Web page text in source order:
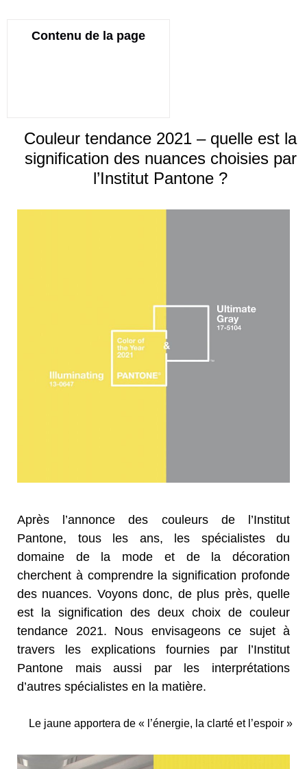
Contenu de la page
Couleur tendance 2021 – quelle est la
signification des nuances choisies par
l’Institut Pantone ?
Après l’annonce des couleurs de l’Institut
Pantone, tous les ans, les spécialistes du
domaine de la mode et de la décoration
cherchent à comprendre la signification profonde
des nuances. Voyons donc, de plus près, quelle
est la signification des deux choix de couleur
tendance 2021. Nous envisageons ce sujet à
travers les explications fournies par l’Institut
Pantone mais aussi par les interprétations
d’autres spécialistes en la matière.
Le jaune apportera de « l’énergie, la clarté et l’espoir »